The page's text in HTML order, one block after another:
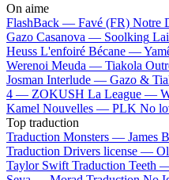
On aime
FlashBack — Favé (FR) Notre
Gazo Casanova — Soolking
Heuss L'enfoiré Bécane —
Werenoi Meuda — Tiakola
Josman Interlude — Gazo &
4 — ZOKUSH La League —
Kamel Nouvelles — PLK No
Top traduction
Traduction Monsters — James
Traduction Drivers license —
Taylor Swift Traduction Teeth